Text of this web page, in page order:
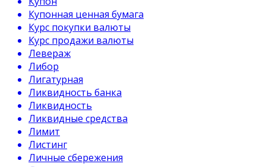
Купонная ценная бумага
Курс покупки валюты
Курс продажи валюты
Левераж
Либор
Лигатурная
Ликвидность банка
Ликвидность
Ликвидные средства
Лимит
Листинг
Личные сбережения